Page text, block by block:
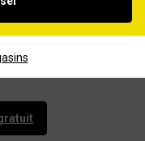
validation
votre métier et à